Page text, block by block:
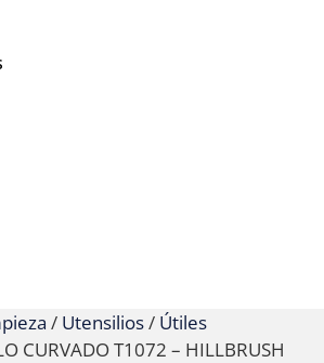
/ Utensilios/ Útiles
CURVADO T1072 – HILLBRUSH